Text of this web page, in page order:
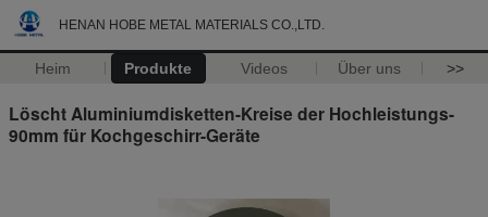
HENAN HOBE METAL MATERIALS CO.,LTD.
Heim Produkte Videos Über uns >>
Löscht Aluminiumdisketten-Kreise der Hochleistungs-
90mm für Kochgeschirr-Geräte